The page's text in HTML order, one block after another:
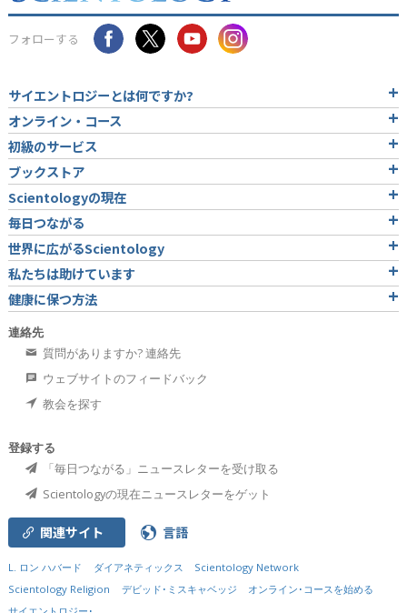
フォローする
サイエントロジーとは何ですか?
オンライン・コース
初級のサービス
ブックストア
Scientologyの現在
毎日つながる
世界に広がるScientology
私たちは助けています
健康に保つ方法
連絡先
質問がありますか? 連絡先
ウェブサイトのフィードバック
教会を探す
登録する
「毎日つながる」ニュースレターを受け取る
Scientologyの現在ニュースレターをゲット
関連サイト 言語
L. ロン ハバード ダイアネティックス
Scientology Network
Scientology Religion
デビッド･ミスキャベッジ
オンライン･コースを始める